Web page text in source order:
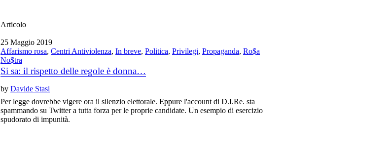
Articolo
25 Maggio 2019
Affarismo rosa,Centri Antiviolenza,In breve,Politica,Privilegi,Propaganda,Ro$a
No$tra
Si sa: il rispetto delle regole è donna…
byDavide Stasi
Per legge dovrebbe vigere ora il silenzio elettorale. Eppure l'account di D.I.Re. sta
spammando su Twitter a tutta forza per le proprie candidate. Un esempio di esercizio
spudorato di impunità.